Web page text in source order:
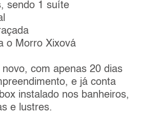
sendo 1 suíte
o Morro Xixová
com apenas 20 dias
e já conta
instalado nos banheiros,
e lustres.